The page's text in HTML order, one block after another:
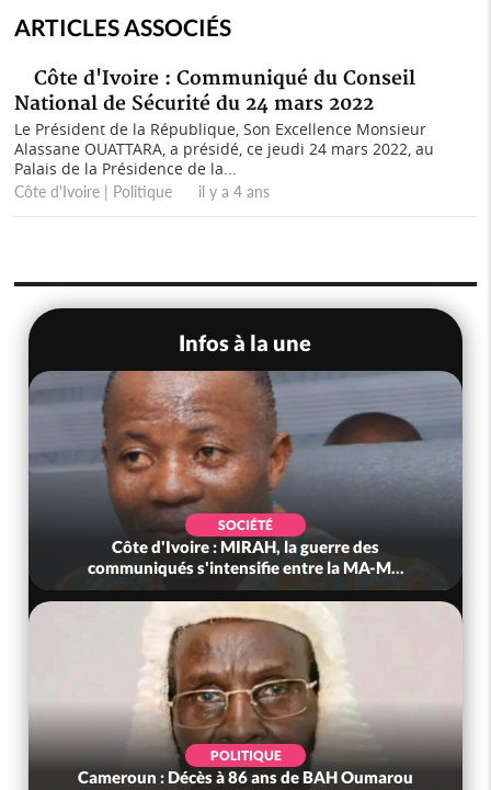
ARTICLES ASSOCIÉS
Côte d'Ivoire : Communiqué du Conseil
National de Sécurité du 24 mars 2022
Le Président de la République, Son Excellence Monsieur
Alassane OUATTARA, a présidé, ce jeudi 24 mars 2022, au
Palais de la Présidence de la...
Côte d'Ivoire | Politique il y a 4 ans
Infos à la une
SOCIÉTÉ
Côte d'Ivoire : MIRAH, la guerre des
communiqués s'intensifie entre la MA-M...
POLITIQUE
Cameroun : Décès à 86 ans de BAH Oumarou